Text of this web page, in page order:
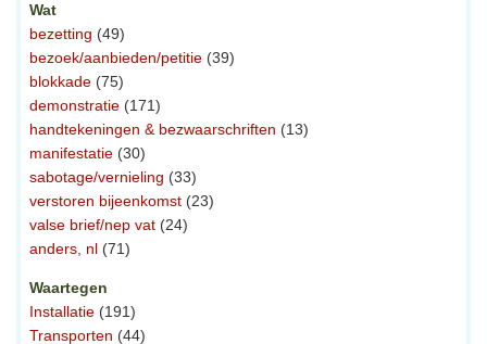
Wat
bezetting (49)
bezoek/aanbieden/petitie (39)
blokkade (75)
demonstratie (171)
handtekeningen & bezwaarschriften (13)
manifestatie (30)
sabotage/vernieling (33)
verstoren bijeenkomst (23)
valse brief/nep vat (24)
anders, nl (71)
Waartegen
Installatie (191)
Transporten (44)